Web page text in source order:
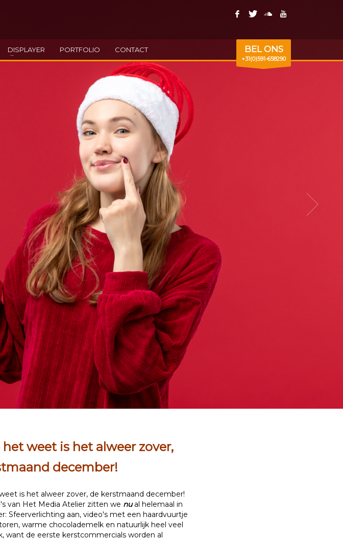
DISPLAYER PORTFOLIO CONTACT BEL ONS
+31(0)591-658290
het weet is het alweer zover,
december!
is het alweer zover, de kerstmaand december!
van Het Media Atelier zitten we nual helemaal in
Sfeerverlichting aan, video's met een haardvuurtje
warme chocolademelk en natuurlijk heel veel
want de eerste kerstcommercials worden al